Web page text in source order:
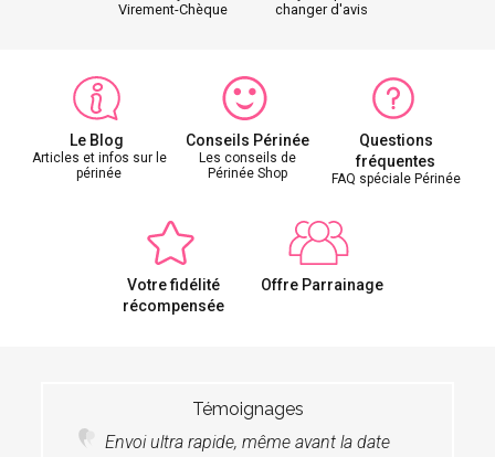
Virement-Chèque
changer d'avis
Le Blog
Articles et infos sur le
périnée
Conseils Périnée
Les conseils de
Périnée Shop
Questions
fréquentes
FAQ spéciale Périnée
Votre fidélité
récompensée
Offre Parrainage
Témoignages
Envoi ultra rapide, même avant la date